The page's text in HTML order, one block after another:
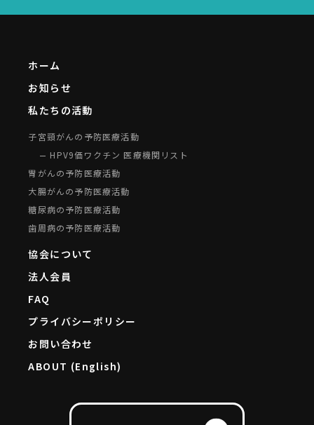
ホーム
お知らせ
私たちの活動
子宮頸がんの予防医療活動
HPV9価ワクチン 医療機関リスト
胃がんの予防医療活動
大腸がんの予防医療活動
糖尿病の予防医療活動
歯周病の予防医療活動
協会について
法人会員
FAQ
プライバシーポリシー
お問い合わせ
ABOUT (English)